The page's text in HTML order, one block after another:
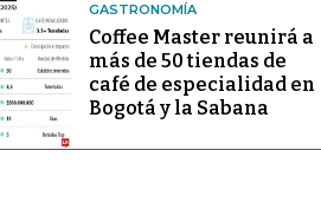
GASTRONOMÍA
Coffee Master reunirá a
más de 50 tiendas de
café de especialidad en
Bogotá y la Sabana